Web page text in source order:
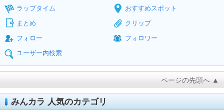
ラップタイム
おすすめスポット
まとめ
クリップ
フォロー
フォロワー
ユーザー内検索
ページの先頭へ ▲
みんカラ 人気のカテゴリ